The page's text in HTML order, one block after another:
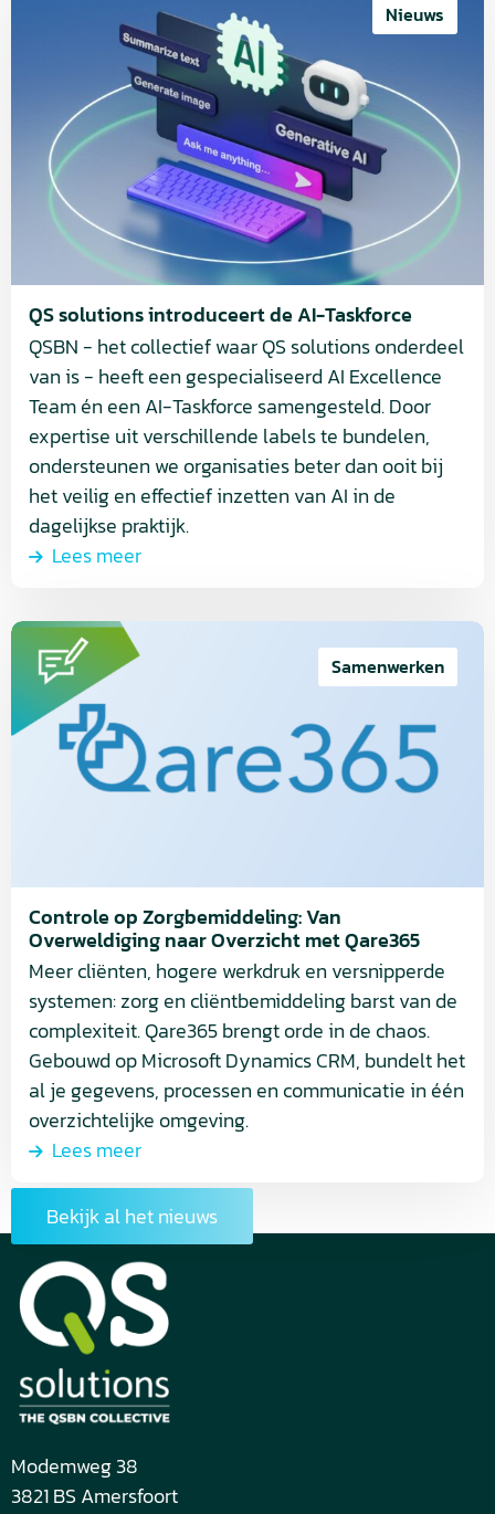
QS solutions introduceert de AI-Taskforce
Nieuws
QSBN - het collectief waar QS solutions onderdeel
van is - heeft een gespecialiseerd AI Excellence
Team én een AI-Taskforce samengesteld. Door
expertise uit verschillende labels te bundelen,
ondersteunen we organisaties beter dan ooit bij
het veilig en effectief inzetten van AI in de
dagelijkse praktijk.
Lees meer
solutions
introduceert
Taskforce
Controle op Zorgbemiddeling: Van
Overweldiging naar Overzicht met Qare365
Samenwerken
Meer cliënten, hogere werkdruk en versnipperde
systemen: zorg en cliëntbemiddeling barst van de
complexiteit. Qare365 brengt orde in de chaos.
Gebouwd op Microsoft Dynamics CRM, bundelt het
al je gegevens, processen en communicatie in één
overzichtelijke omgeving.
Lees meer
Lees
meer
over
Controle
Zorgbemiddeling:
Overzicht
met
Qare365
Bekijk al het nieuws
Modemweg 38
3821 BS Amersfoort